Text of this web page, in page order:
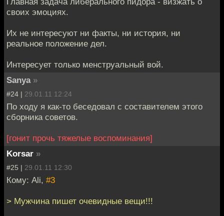
своих эмоциях.
Их не интересуют ни факты, ни история, ни
реальное положение дел.
Интересует только менструальный вой.
Sanya »
#24 | 29.01.11 12:24
По ходу я как-то беседовал с составителем этого
сборника советов.
[гонит прочь тяжелые воспоминания]
Korsar »
#25 | 29.01.11 12:30
Кому: Ali, #3
> Мужчина пишет очевидные вещи!!!